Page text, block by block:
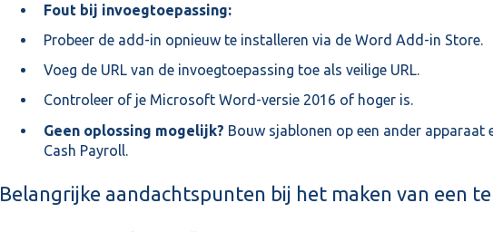
Fout bij invoegtoepassing:
Probeer de add-in opnieuw te installeren via de Word Add-in Store.
Voeg de URL van de invoegtoepassing toe als veilige URL.
Controleer of je Microsoft Word-versie 2016 of hoger is.
Geen oplossing mogelijk? Bouw sjablonen op een ander apparaat
Cash Payroll.
Belangrijke aandachtspunten bij het maken van een